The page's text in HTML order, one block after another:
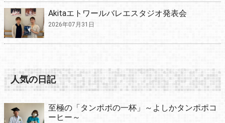
Akitaエトワールバレエスタジオ発表会
2026年07月31日
人気の日記
至極の「タンポポの一杯」～よしかタンポポコ
ーヒー～